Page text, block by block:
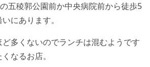
五稜郭公園前か中央病院前から徒歩5
にあります。
多くないのでランチは混むようです
なるお店。